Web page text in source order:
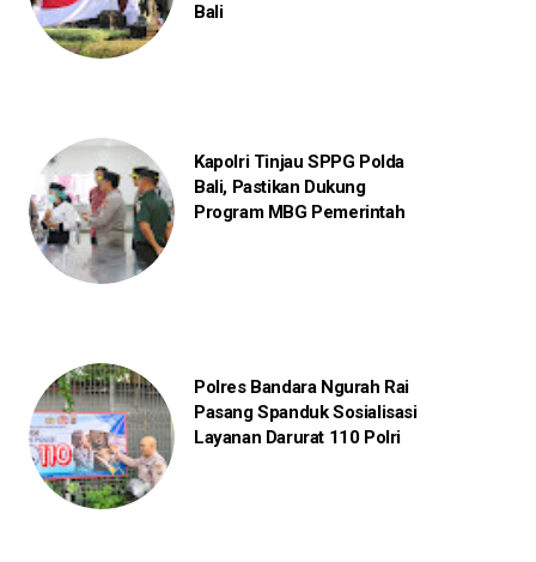
Bali
Kapolri Tinjau SPPG Polda
Bali, Pastikan Dukung
Program MBG Pemerintah
Polres Bandara Ngurah Rai
Pasang Spanduk Sosialisasi
Layanan Darurat 110 Polri